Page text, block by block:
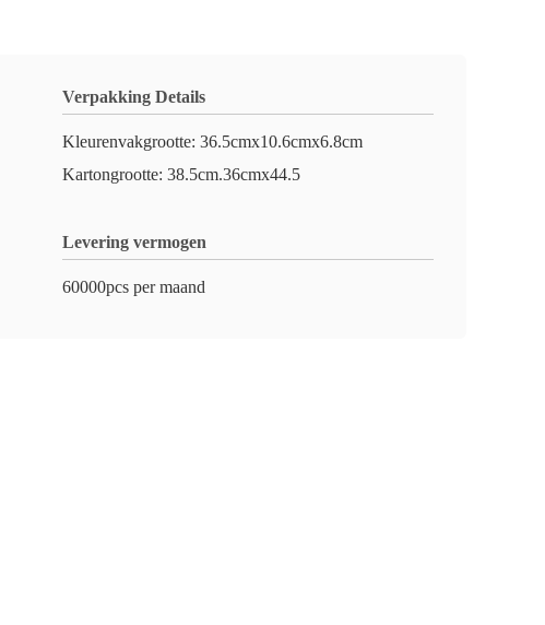
Verpakking Details
Kleurenvakgrootte: 36.5cmx10.6cmx6.8cm
Kartongrootte: 38.5cm.36cmx44.5
Levering vermogen
60000pcs per maand